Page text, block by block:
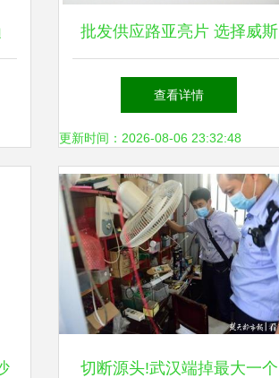
批发供应路亚亮片 选择威斯
特渔具的三大优势
查看详情
更新时间：2026-08-06 23:32:48
切断源头!武汉端掉最大一个